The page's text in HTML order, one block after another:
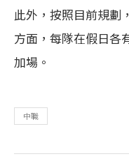
此外，按照目前規劃
方面，每隊在假日各
加場。
中職